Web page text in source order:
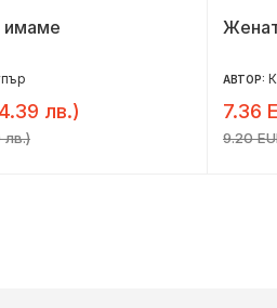
имаме
лв.)
лв.)
АВТОР:
7.36
9.20